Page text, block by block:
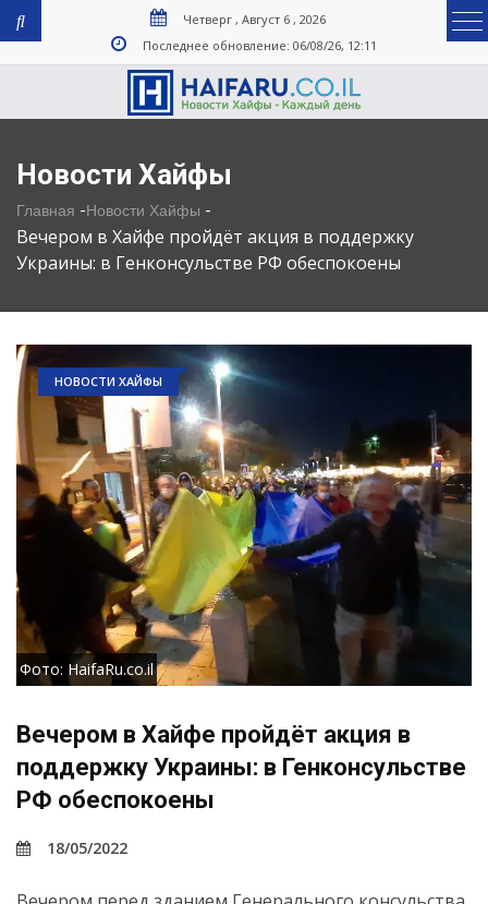
Четверг , Август 6 , 2026
Последнее обновление: 06/08/26, 12:11
Новости Хайфы
Главная -Новости Хайфы -
Вечером в Хайфе пройдёт акция в поддержку
Украины: в Генконсульстве РФ обеспокоены
НОВОСТИ ХАЙФЫ
Фото: HaifaRu.co.il
Вечером в Хайфе пройдёт акция в
поддержку Украины: в Генконсульстве
РФ обеспокоены
18/05/2022